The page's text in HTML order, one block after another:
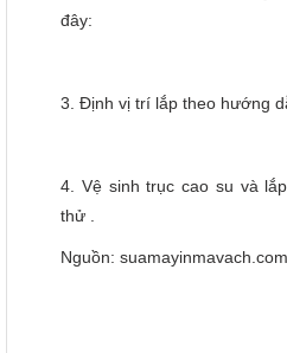
đây:
3. Định vị trí lắp theo hướng
4. Vệ sinh trục cao su và
thử .
Nguồn: suamayinmavach.com